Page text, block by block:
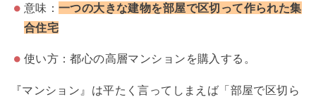
意味：一つの大きな建物を部屋で区切って作られた集
合住宅
使い方：都心の高層マンションを購入する。
『マンション』は平たく言ってしまえば「部屋で区切ら